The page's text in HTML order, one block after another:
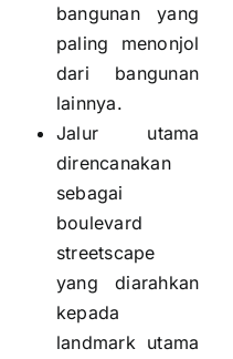
bangunan yang
paling menonjol
dari bangunan
lainnya.
Jalur utama
direncanakan
sebagai
boulevard
streetscape
yang diarahkan
kepada
landmark utama